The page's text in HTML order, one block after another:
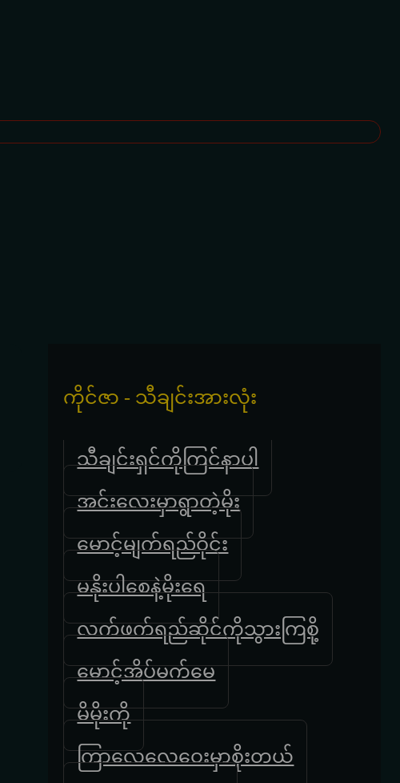
ကိုင်ဇာ - သီချင်းအားလုံး
သီချင်းရှင်ကိုကြင်နာပါ
အင်းလေးမှာရွာတဲ့မိုး
မောင့်မျက်ရည်ဝိုင်း
မနိုးပါစေနဲ့မိုးရေ
လက်ဖက်ရည်ဆိုင်ကိုသွားကြစို့
မောင့်အိပ်မက်မေ
မိမိုးကို
ကြာလေလေဝေးမှာစိုးတယ်